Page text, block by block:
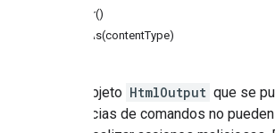
clear()
getAs(contentType)
Es un objeto HtmlOutput que se
secuencias de comandos no